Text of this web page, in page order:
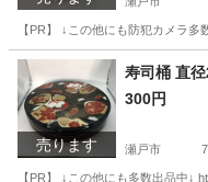
【PR】 ↓この他にも防犯カメラ
愛知 瀬戸市 その他
売ります
寿司桶 直
300円
瀬戸市
【PR】 ↓この他にも多数出品中↓